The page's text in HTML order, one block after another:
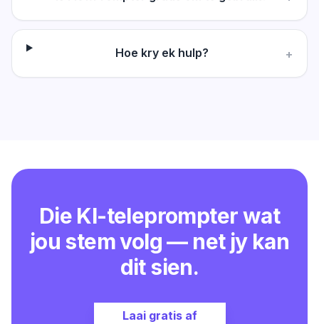
Hoe kry ek hulp? +
Die KI-teleprompter wat
jou stem volg — net jy kan
dit sien.
Laai gratis af